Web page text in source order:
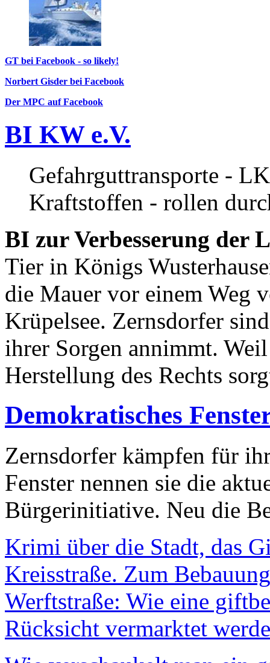
GT bei Facebook - so likely!
Norbert Gisder bei Facebook
Der MPC auf Facebook
BI KW e.V.
Gefahrguttransporte -
Kraftstoffen - rollen
BI zur Verbesserung der
Tier in Königs
die Mauer vor einem Weg
Krüpelsee. Zernsdorfer
ihrer Sorgen annimmt.
Herstellung des Rechts
Demokratisches
Zernsdorfer kämpfen für
Fenster nennen sie die
Bürgerinitiative. Neu die
Krimi über die Stadt, das
Kreisstraße. Zum
Werftstraße: Wie eine
Rücksicht vermarktet